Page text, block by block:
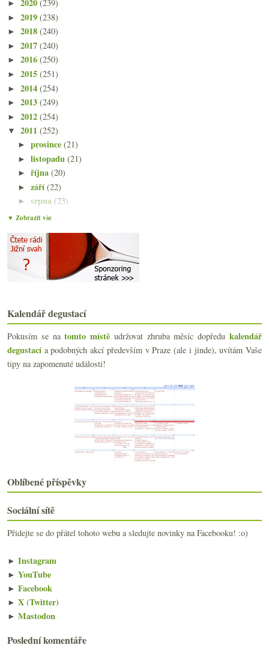
► 2020 (239)
► 2019 (238)
► 2018 (240)
► 2017 (240)
► 2016 (250)
► 2015 (251)
► 2014 (254)
► 2013 (249)
► 2012 (254)
▼ 2011 (252)
►prosince(21)
►listopadu(21)
►října(20)
►září(22)
►srpna (23)
►července
►května
▼ dubna (20)
Když víno z Wachau, tak… Neuburské?
Jižní svah na Kindle, šoproňská měna, NY Times a M...
15x bílé i červené do 150,- Kč
Bubláme s bohémkou & Piper-Heidsieck
Klasický ročník, názory na Bordeaux 2010 a cesta z...
French Wine Show 2011 sponzorující krtka
Výsledky ankety „Jak dlouho před konzumací otevírá...
Pinot Noir z Čech a Moravy 2006 – část I.
Chardonnay VUT Brno a rosé sekt z Austrálie
Velikonoční kopřivová nádivka, základní burgundské...
Korek vs. šroubový uzávěr – 3:3 a hraje se dál
Rulandské bílé „Smaragd“ ze Znovínu
Chuť na skleničku sherry
Most na Mosele, Jamek, víno a jídlo, identita stře...
Frankovka, Pinot i Cabernet aneb ochutnávka špičko...
Výsledky ankety „Kupujete biopotraviny?“
Ochutnávka českých vín v Kvícu
Autentický úprk Jižního svahu na moderní média
►března(23)
►ledna(21)
►2010(249)
►2009(249)
►2008(270)
►2007(108)
▼ Zobrazit vše
Kalendář degustací
Pokusím se natomto místě udržovat zhruba měsíc dopředukalendář
degustacía podobných akcí především v Praze (ale i jinde), uvítám Vaše
tipy na zapomenuté události!
Oblíbené příspěvky
Sociální sítě
Přidejte se do přátel tohoto webu a sledujte novinky na Facebooku! :o)
► Instagram
► YouTube
► Facebook
► X (Twitter)
► Mastodon
Poslední komentáře